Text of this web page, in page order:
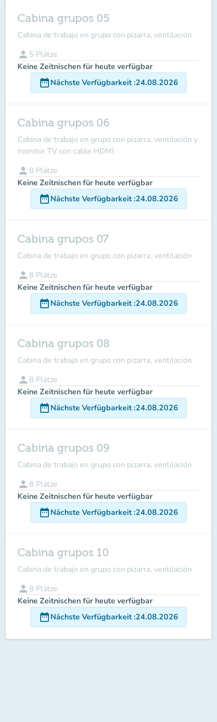
Cabina grupos 05
Cabina de trabajo en grupo con pizarra, ventilación
person 5 Plätze
Keine Zeitnischen für heute verfügbar
date_rangeNächste Verfügbarkeit:24.08.2026
Cabina grupos 06
Cabina de trabajo en grupo con pizarra, ventilación y
monitor TV con cable HDMI
person 8 Plätze
Keine Zeitnischen für heute verfügbar
date_rangeNächste Verfügbarkeit:24.08.2026
Cabina grupos 07
Cabina de trabajo en grupo con pizarra, ventilación
person 8 Plätze
Keine Zeitnischen für heute verfügbar
date_rangeNächste Verfügbarkeit:24.08.2026
Cabina grupos 08
Cabina de trabajo en grupo con pizarra, ventilación
person 8 Plätze
Keine Zeitnischen für heute verfügbar
date_rangeNächste Verfügbarkeit:24.08.2026
Cabina grupos 09
Cabina de trabajo en grupo con pizarra, ventilación
person 8 Plätze
Keine Zeitnischen für heute verfügbar
date_rangeNächste Verfügbarkeit:24.08.2026
Cabina grupos 10
Cabina de trabajo en grupo con pizarra, ventilación
person 8 Plätze
Keine Zeitnischen für heute verfügbar
date_rangeNächste Verfügbarkeit:24.08.2026